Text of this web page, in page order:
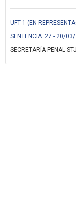
UFT 1 (EN
SENTENCIA: 27 - 20/
SECRETARÍA PENAL